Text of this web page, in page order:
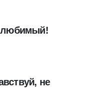
любимый!
не